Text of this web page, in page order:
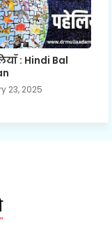
: Hindi Bal
23, 2025